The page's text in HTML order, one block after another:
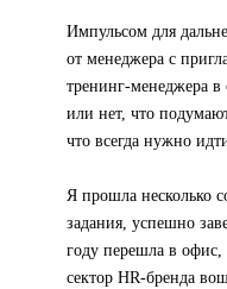
Импульсом для
от менеджера с
тренинг-менеджера
или нет, что
что всегда нужно
Я прошла несколько
задания, успешно
году перешла в офис,
сектор HR-бренда